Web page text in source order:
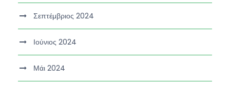
Σεπτέμβριος 2024
Ιούνιος 2024
Μάι 2024